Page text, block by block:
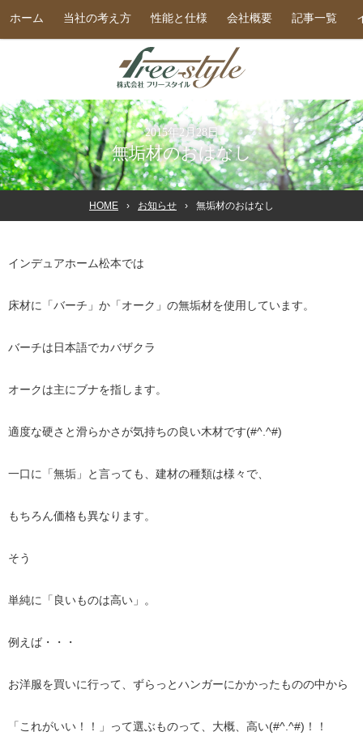
ホーム 当社の考え方 性能と仕様 会社概要 記事一覧
2015年2月28日
無垢材のおはなし
HOME お知らせ 無垢材のおはなし
インデュアホーム松本では
床材に「バーチ」か「オーク」の無垢材を使用しています。
バーチは日本語でカバザクラ
オークは主にブナを指します。
適度な硬さと滑らかさが気持ちの良い木材です(#^.^#)
一口に「無垢」と言っても、建材の種類は様々で、
もちろん価格も異なります。
そう
単純に「良いものは高い」。
例えば・・・
お洋服を買いに行って、ずらっとハンガーにかかったものの中から
「これがいい！！」って選ぶものって、大概、高い(#^.^#)！！